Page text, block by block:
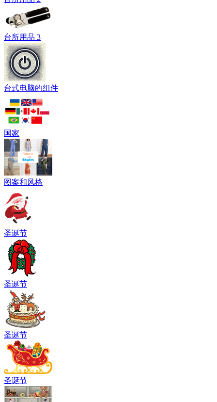
台所用品 3
台式电脑的组件
国家
图案和风格
圣诞节
圣诞节
圣诞节
圣诞节